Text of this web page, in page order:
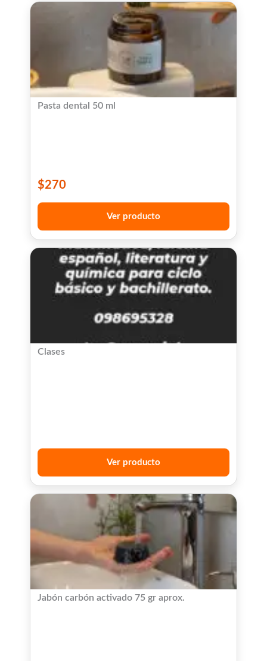
Pasta dental 50 ml
$270
Ver producto
Clases
Ver producto
Jabón carbón activado 75 gr aprox.